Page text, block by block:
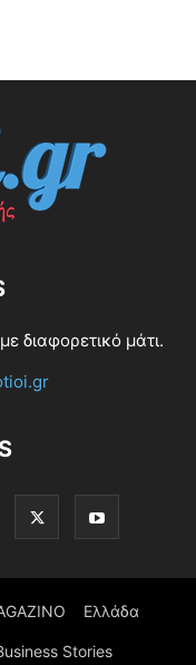
διαφορετικό μάτι.
Ελλάδα
Stories